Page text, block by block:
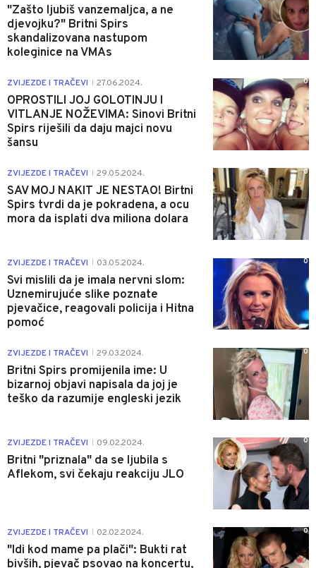
"Zašto ljubiš vanzemaljca, a ne
djevojku?" Britni Spirs
skandalizovana nastupom
koleginice na VMAs
ZVIJEZDE I TRAČEVI 27.06.2024.
OPROSTILI JOJ GOLOTINJU I
VITLANJE NOŽEVIMA: Sinovi Britni
Spirs riješili da daju majci novu
šansu
0
ZVIJEZDE I TRAČEVI 29.05.2024.
SAV MOJ NAKIT JE NESTAO! Birtni
Spirs tvrdi da je pokradena, a ocu
mora da isplati dva miliona dolara
0
ZVIJEZDE I TRAČEVI 03.05.2024.
Svi mislili da je imala nervni slom:
Uznemirujuće slike poznate
pjevačice, reagovali policija i Hitna
pomoć
0
ZVIJEZDE I TRAČEVI 29.03.2024.
Britni Spirs promijenila ime: U
bizarnoj objavi napisala da joj je
teško da razumije engleski jezik
0
ZVIJEZDE I TRAČEVI 09.02.2024.
Britni "priznala" da se ljubila s
Aflekom, svi čekaju reakciju JLO
0
ZVIJEZDE I TRAČEVI 02.02.2024.
"Idi kod mame pa plači": Bukti rat
bivših, pjevač psovao na koncertu,
0